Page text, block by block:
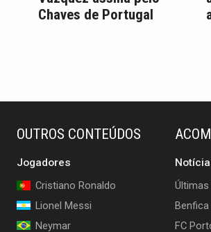
Chaves de Portugal
OUTROS CONTEÚDOS
Jogadores
Cristiano Ronaldo
Lionel Messi
Neymar
Últimas
Benfica
FC